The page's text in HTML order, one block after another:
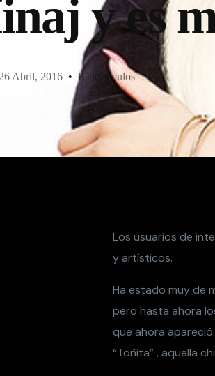
y es
26 Abril, 2016 Espectáculos
Los usuarios de
y artísticos.
Ha estado muy de
pero hasta ahora
que ahora apareció
“Toñita” , aquella